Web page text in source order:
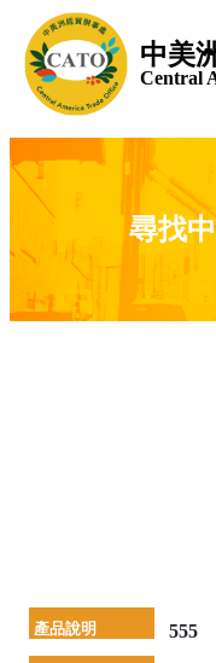
中美
Central
尋找
產品說明 555